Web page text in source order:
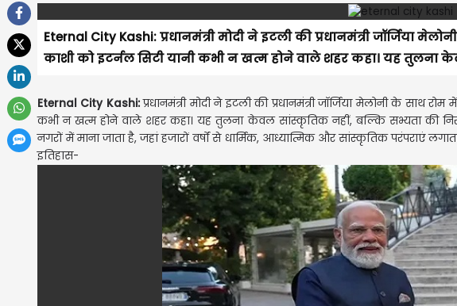
Eternal City Kashi: प्रधानमंत्री मोदी ने इटली की प्रधानमंत्री जॉर्जिया
काशी को इटर्नल सिटी यानी कभी न खत्म होने वाले शहर कहा। यह तुलना
Eternal City Kashi:प्रधानमंत्री मोदी ने इटली की प्रधानमंत्री जॉर्जिया मेलोनी के साथ
कभी न खत्म होने वाले शहर कहा। यह तुलना केवल सांस्कृतिक नहीं, बल्कि सभ्यता की
नगरों में माना जाता है, जहां हजारों वर्षों से धार्मिक, आध्यात्मिक और सांस्कृतिक परंपराएं
इतिहास-